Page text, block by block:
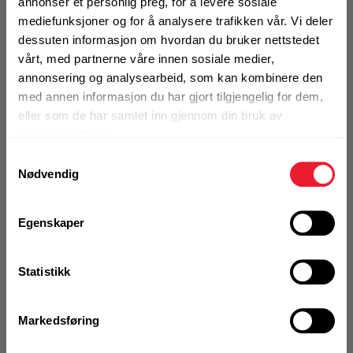
mediefunksjoner og for å analysere trafikken vår. Vi deler
dessuten informasjon om hvordan du bruker nettstedet
vårt, med partnerne våre innen sosiale medier,
annonsering og analysearbeid, som kan kombinere den
med annen informasjon du har gjort tilgjengelig for dem,
eller som de har samlet inn gjennom din bruk av
Nødvendig
Egenskaper
Statistikk
Markedsføring
ekstra våte dager.
Se alle vanntette arbeidshansker